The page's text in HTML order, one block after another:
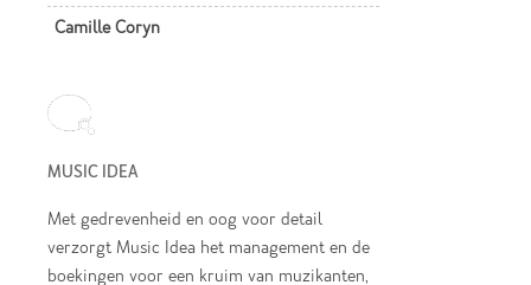
Camille Coryn
MUSIC IDEA
Met gedrevenheid en oog voor detail
verzorgt Music Idea het management en de
boekingen voor een kruim van muzikanten,